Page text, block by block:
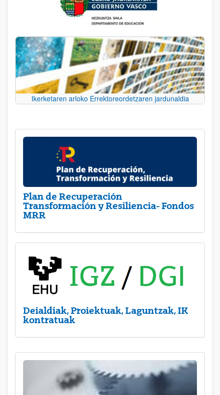
Ikerketaren arloko Errektoreordetzaren jardunaldia
Plan de Recuperación
Transformación y Resiliencia- Fondos
MRR
Deialdiak, Proiektuak, Laguntzak, IK
kontratuak